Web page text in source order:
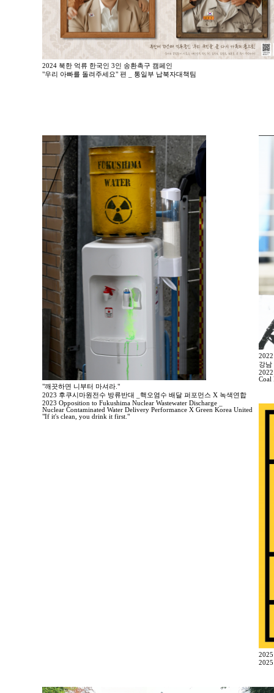
2024 북한 억류 한국인 3인 송환촉구 캠페인
"우리 아빠를 돌려주세요" 편 _ 통일부 납북자대책팀
"깨끗하면 니부터 마셔라."
2023 후쿠시마원전수 방류반대 _핵오염수 배달 퍼포먼스 X 녹색연합
2023 Opposition to Fukushima Nuclear Wastewater Discharge _
Nuclear Contaminated Water Delivery Performance X Green Korea United
"If it's clean, you drink it first."
강남
Coal